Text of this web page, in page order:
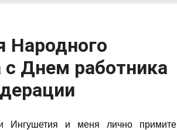
Народного
Днем работника
Ингушетия и меня лично примите